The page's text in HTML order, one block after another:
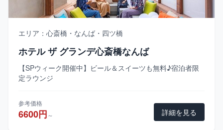
エリア：心斎橋・なんば・四ツ橋
ホテル ザ グランデ心斎橋なんば
【SPウィーク開催中】ビール＆スイーツも無料♪宿泊者限
定ラウンジ
参考価格
6600円～ 詳細を見る